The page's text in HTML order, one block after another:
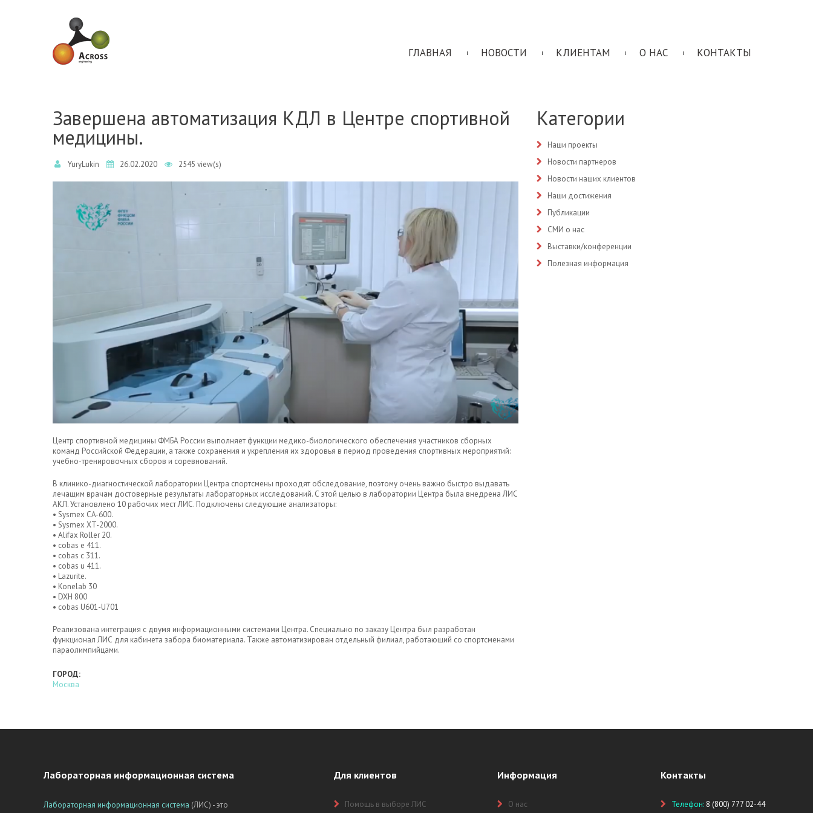
ГЛАВНАЯ НОВОСТИ КЛИЕНТАМ О НАС КОНТАКТЫ
Завершена автоматизация КДЛ в Центре спортивной
медицины.
YuryLukin 26.02.2020 2545 view(s)
Центр спортивной медицины ФМБА России выполняет функции медико-биологического обеспечения участников сборных
команд Российской Федерации, а также сохранения и укрепления их здоровья в период проведения спортивных мероприятий:
учебно-тренировочных сборов и соревнований.
В клинико-диагностической лаборатории Центра спортсмены проходят обследование, поэтому очень важно быстро выдавать
лечащим врачам достоверные результаты лабораторных исследований. С этой целью в лаборатории Центра была внедрена ЛИС
АКЛ. Установлено 10 рабочих мест ЛИС. Подключены следующие анализаторы:
• Sysmex CA-600.
• Sysmex XT-2000.
• Alifax Roller 20.
• сobas e 411.
• сobas c 311.
• сobas u 411.
• Lazurite.
• Konelab 30
• DXH 800
• сobas U601-U701
Реализована интеграция с двумя информационными системами Центра. Специально по заказу Центра был разработан
функционал ЛИС для кабинета забора биоматериала. Также автоматизирован отдельный филиал, работающий со спортсменами
параолимпийцами.
ГОРОД:
Москва
Категории
Наши проекты
Новости партнеров
Новости наших клиентов
Наши достижения
Публикации
СМИ о нас
Выставки/конференции
Полезная информация
Лабораторная информационная система
Лабораторная информационная система (ЛИС) - это
Для клиентов
Помощь в выборе ЛИС
Информация
О нас
Контакты
Телефон: 8 (800) 777 02-44